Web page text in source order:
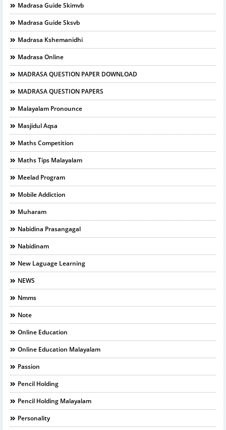
Madrasa Guide Skimvb
Madrasa Guide Sksvb
Madrasa Kshemanidhi
Madrasa Online
MADRASA QUESTION PAPER DOWNLOAD
MADRASA QUESTION PAPERS
Malayalam Pronounce
Masjidul Aqsa
Maths Competition
Maths Tips Malayalam
Meelad Program
Mobile Addiction
Muharam
Nabidina Prasangagal
Nabidinam
New Laguage Learning
NEWS
Nmms
Note
Online Education
Online Education Malayalam
Passion
Pencil Holding
Pencil Holding Malayalam
Personality